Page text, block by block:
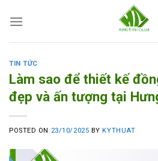
TIN TỨC
Làm sao để thiết kế
đẹp và ấn tượng tại
POSTED ON 23/10/2025 BYKYTHUAT